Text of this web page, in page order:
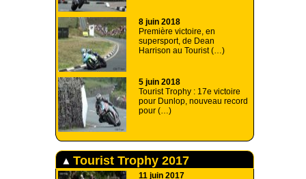
8 juin 2018
Première victoire, en
supersport, de Dean
Harrison au Tourist (…)
5 juin 2018
Tourist Trophy : 17e victoire
pour Dunlop, nouveau record
pour (…)
Tourist Trophy 2017
11 juin 2017